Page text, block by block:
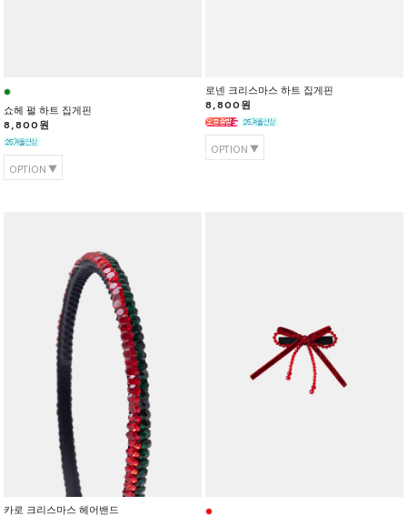
쇼헤 펄 하트 집게핀
8,800원
OPTION
로넨 크리스마스 하트 집게핀
8,800원
OPTION
카로 크리스마스 헤어밴드